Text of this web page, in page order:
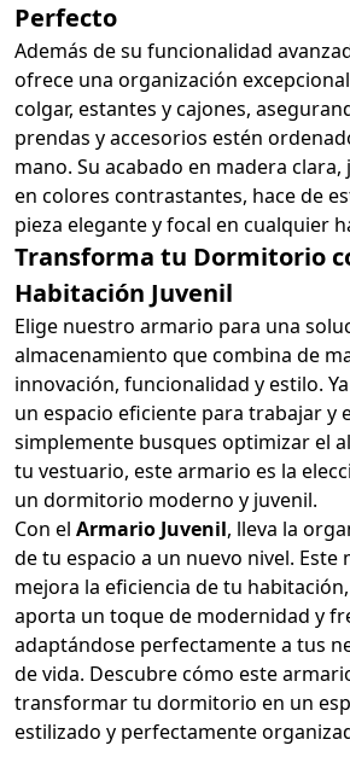
Perfecto
Además de su funcionalidad
ofrece una organización
colgar, estantes y cajones,
prendas y accesorios estén
mano. Su acabado en madera
en colores contrastantes, hace de
pieza elegante y focal en cualquier
Transforma tu Dormitorio
Habitación Juvenil
Elige nuestro armario para una
almacenamiento que combina de
innovación, funcionalidad y estilo.
un espacio eficiente para trabajar y
simplemente busques optimizar el
tu vestuario, este armario es la
un dormitorio moderno y juvenil.
Con el Armario Juvenil, lleva la
de tu espacio a un nuevo nivel. Este
mejora la eficiencia de tu
aporta un toque de modernidad y
adaptándose perfectamente a tus
de vida. Descubre cómo este
transformar tu dormitorio en un
estilizado y perfectamente